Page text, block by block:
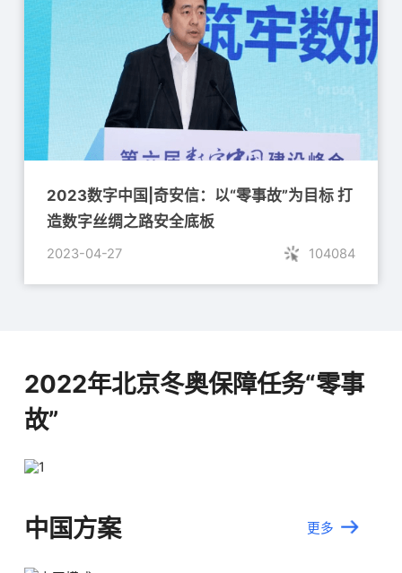
2023数字中国|奇安信：以“零事故”为目标 打
造数字丝绸之路安全底板
2023-04-27 104084
2022年北京冬奥保障任务“零事
故”
中国方案 更多